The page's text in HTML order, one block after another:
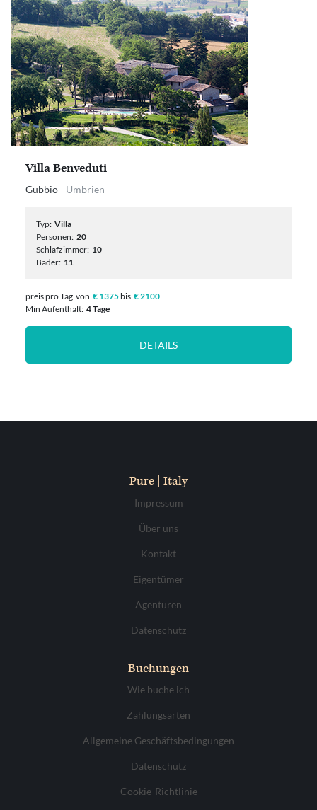
Villa Benveduti
Gubbio- Umbrien
Typ: Villa
Personen: 20
Schlafzimmer: 10
Bäder: 11
preis pro Tag von € 1375 bis € 2100
Min Aufenthalt: 4 Tage
DETAILS
Pure | Italy
Impressum
Über uns
Kontakt
Eigentümer
Agenturen
Datenschutz
Buchungen
Wie buche ich
Zahlungsarten
Allgemeine Geschäftsbedingungen
Datenschutz
Cookie-Richtlinie